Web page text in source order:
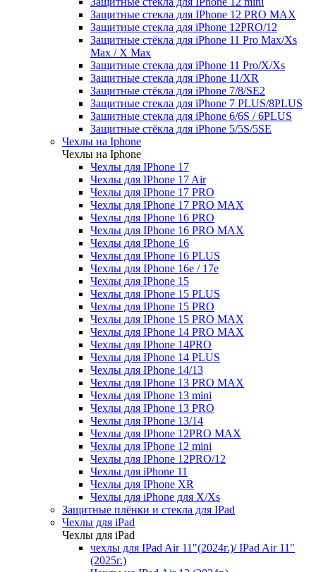
Защитные стекла для IPhone 12 PRO MAX
Защитные стекла для iPhone 12PRO/12
Защитные стёкла для iPhone 11 Pro Max/Xs
Max / X Max
Защитные стекла для iPhone 11 Pro/X/Xs
Защитные стекла для iPhone 11/XR
Защитные стёкла для iPhone 7/8/SE2
Защитные стекла для iPhone 7 PLUS/8PLUS
Защитные стекла для iPhone 6/6S / 6PLUS
Защитные стёкла для iPhone 5/5S/5SE
Чехлы на Iphone
Чехлы на Iphone
Чехлы для IPhone 17
Чехлы для IPhone 17 Air
Чехлы для IPhone 17 PRO
Чехлы для IPhone 17 PRO MAX
Чехлы для IPhone 16 PRO
Чехлы для IPhone 16 PRO MAX
Чехлы для IPhone 16
Чехлы для IPhone 16 PLUS
Чехлы для IPhone 16e / 17e
Чехлы для IPhone 15
Чехлы для IPhone 15 PLUS
Чехлы для IPhone 15 PRO
Чехлы для IPhone 15 PRO MAX
Чехлы для IPhone 14 PRO MAX
Чехлы для IPhone 14PRO
Чехлы для IPhone 14 PLUS
Чехлы для IPhone 14/13
Чехлы для IPhone 13 PRO MAX
Чехлы для IPhone 13 mini
Чехлы для IPhone 13 PRO
Чехлы для IPhone 13/14
Чехлы для IPhone 12PRO MAX
Чехлы для IPhone 12 mini
Чехлы для IPhone 12PRO/12
Чехлы для iPhone 11
Чехлы для IPhone XR
Чехлы для iPhone для X/Xs
Защитные плёнки и стекла для IPad
Чехлы для iPad
Чехлы для iPad
чехлы для IPad Air 11"(2024г.)/ IPad Air 11"
(2025г.)